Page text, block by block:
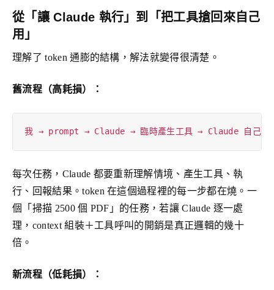
從「讓 Claude 執行」到「把工具搶回來自己
用」
理解了 token 通膨的結構，解法就變得很清楚。
舊流程（高耗損）：
每次任務，Claude 都要重新理解情境、產生工具、執
行、回報結果。token 在這個過程裡的每一步都在燒。一
個「掃描 2500 個 PDF」的任務，若讓 Claude 逐一處
理，context 組裝＋工具呼叫的開銷是真正邏輯的幾十
倍。
新流程（低耗損）：